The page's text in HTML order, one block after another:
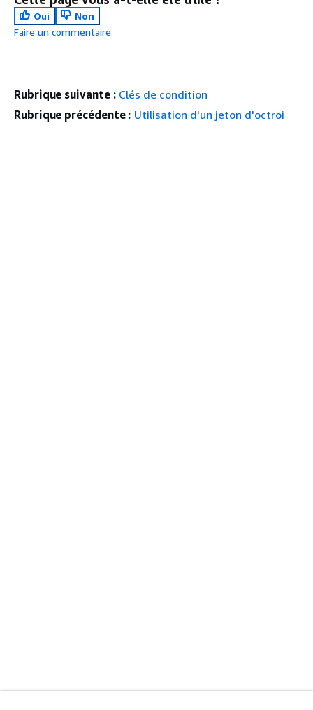
Oui
Non
Faire un commentaire
Rubrique suivante : Clés de condition
Rubrique précédente : Utilisation d'un jeton d'octroi